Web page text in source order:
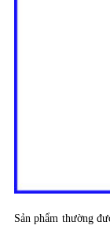
Sản phẩm thường